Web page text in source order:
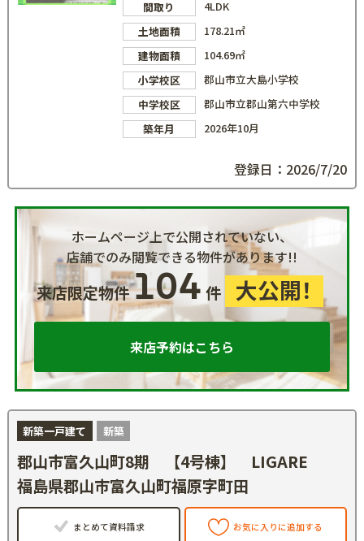
間取り
4LDK
土地面積
178.21㎡
建物面積
104.69㎡
小学校区
郡山市立大島小学校
中学校区
郡山市立郡山第六中学校
築年月
2026年10月
登録日：2026/7/20
ホームページ上で公開されていない、
店舗でのみ閲覧できる物件があります!!
来店限定物件104 件 大公開！
来店予約はこちら
新築一戸建て 新築
郡山市富久山町8期 【4号棟】 LIGARE
福島県郡山市富久山町福原字町田
まとめて資料請求 お気に入りに追加する